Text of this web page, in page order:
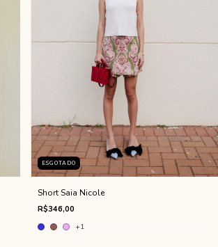
ESGOTADO
Short Saia Nicole
R$346,00
+1